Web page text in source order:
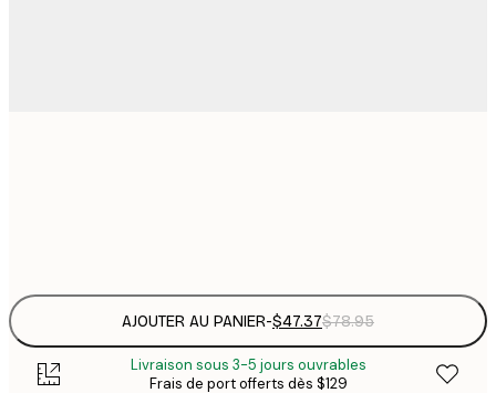
AJOUTER AU PANIER-$47.37$78.95
Livraison sous 3-5 jours ouvrables
Frais de port offerts dès $129